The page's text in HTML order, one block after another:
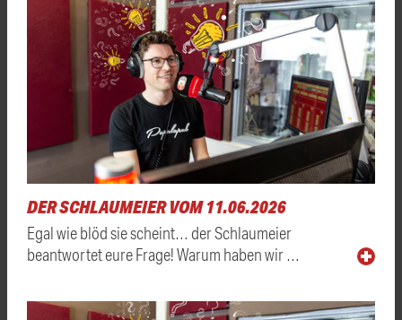
DER SCHLAUMEIER VOM 11.06.2026
Egal wie blöd sie scheint… der Schlaumeier
beantwortet eure Frage! Warum haben wir …